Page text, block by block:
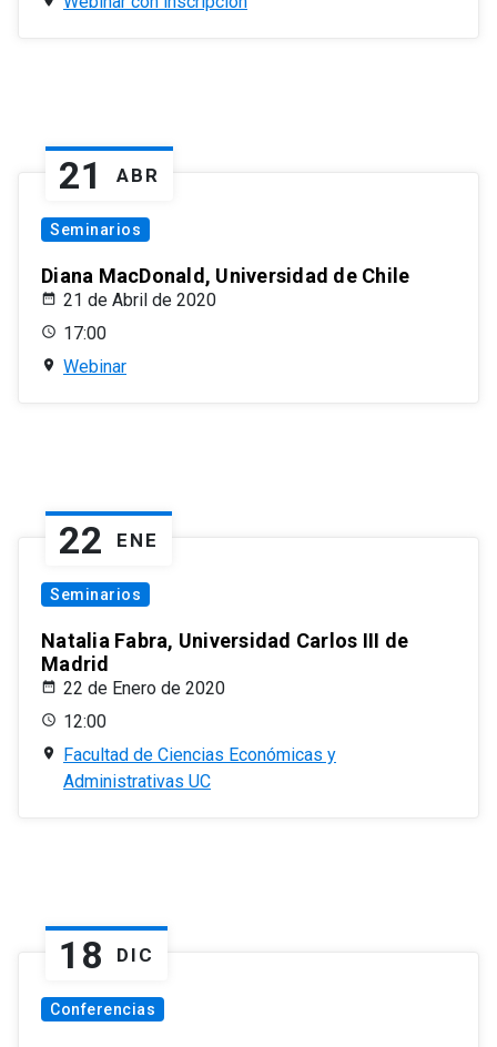
21 ABR
Seminarios
Diana MacDonald, Universidad de Chile
21 de Abril de 2020
17:00
Webinar
22 ENE
Seminarios
Natalia Fabra, Universidad Carlos III de
Madrid
22 de Enero de 2020
12:00
Facultad de Ciencias Económicas y
Administrativas UC
18 DIC
Conferencias